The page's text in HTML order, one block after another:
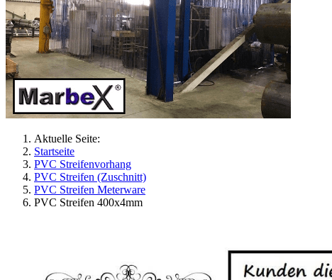
Aktuelle Seite:
Startseite
PVC Streifenvorhang
PVC Streifen (Zuschnitt)
PVC Streifen Meterware
PVC Streifen 400x4mm